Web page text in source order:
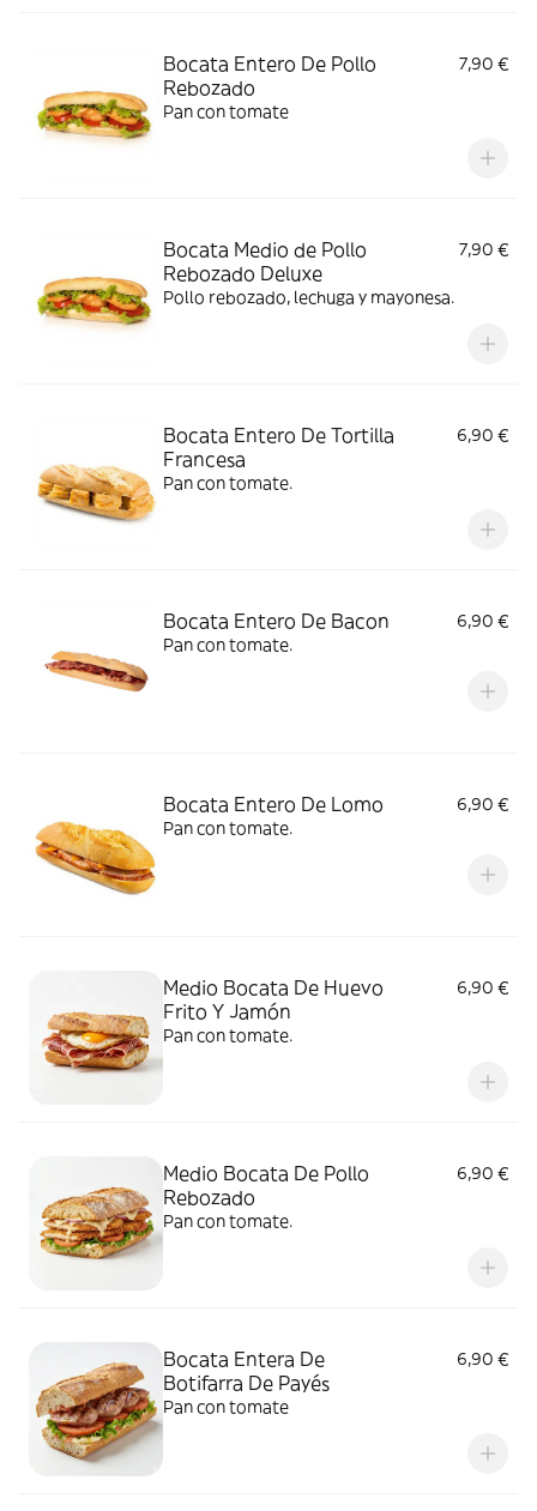
Bocata Entero De Pollo
Rebozado
7,90 €
Pan con tomate
Bocata Medio de Pollo
Rebozado Deluxe
7,90 €
Pollo rebozado, lechuga y mayonesa.
Bocata Entero De Tortilla
Francesa
6,90 €
Pan con tomate.
Bocata Entero De Bacon
6,90 €
Pan con tomate.
Bocata Entero De Lomo
6,90 €
Pan con tomate.
Medio Bocata De Huevo
Frito Y Jamón
6,90 €
Pan con tomate.
Medio Bocata De Pollo
Rebozado
6,90 €
Pan con tomate.
Bocata Entera De
Botifarra De Payés
6,90 €
Pan con tomate